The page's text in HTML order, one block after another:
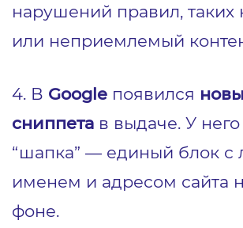
нарушений правил, таких
или неприемлемый
4. В Google появился
сниппета в выдаче. У
“шапка” — единый блок с
именем и адресом сайта
фоне.